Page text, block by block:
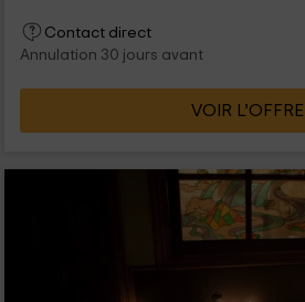
Contact direct
Annulation 30 jours avant
VOIR L’OFFRE